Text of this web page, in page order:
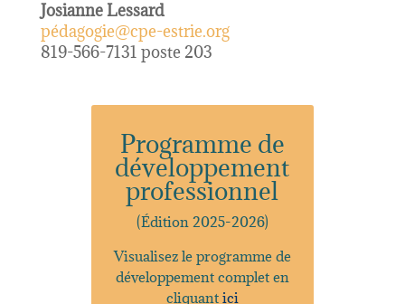
Josianne Lessard
pédagogie@cpe-estrie.org
819-566-7131 poste 203
Programme de
développement
professionnel
(Édition 2025-2026)
Visualisez le programme de
développement complet en
cliquant ici